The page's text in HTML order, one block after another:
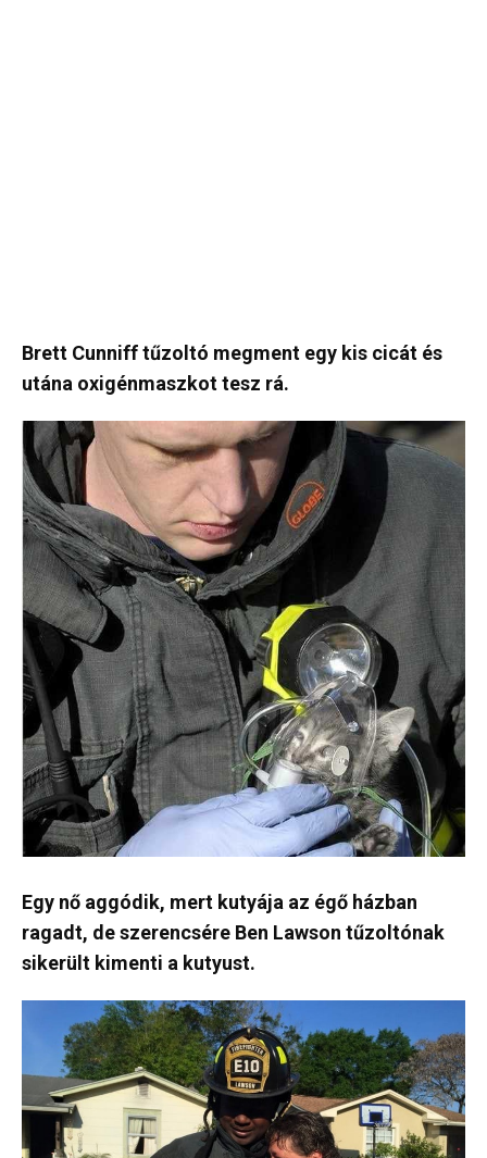
Brett Cunniff tűzoltó megment egy kis cicát és
utána oxigénmaszkot tesz rá.
Egy nő aggódik, mert kutyája az égő házban
ragadt, de szerencsére Ben Lawson tűzoltónak
sikerült kimenti a kutyust.